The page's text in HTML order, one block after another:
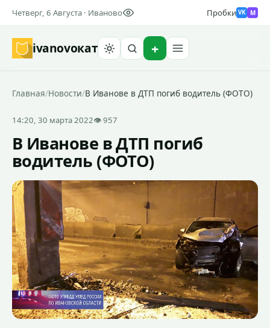
Четверг, 6 Августа · Иваново Пробки VK M
ivanovoкат
Найти
Главная/Новости/В Иванове в ДТП погиб водитель (ФОТО)
14:20, 30 марта 2022👁 957
В Иванове в ДТП погиб
водитель (ФОТО)